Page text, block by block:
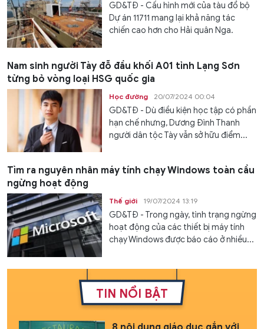
GD&TĐ - Cấu hình mới của tàu đổ bộ
Dự án 11711 mang lại khả năng tác
chiến cao hơn cho Hải quân Nga.
Nam sinh người Tày đỗ đầu khối A01 tỉnh Lạng Sơn
từng bỏ vòng loại HSG quốc gia
Học đường 20/07/2024 00:04
GD&TĐ - Dù điều kiện học tập có phần
hạn chế nhưng, Dương Đình Thanh
người dân tộc Tày vẫn sở hữu điểm...
Tìm ra nguyên nhân máy tính chạy Windows toàn cầu
ngừng hoạt động
Thế giới 19/07/2024 13:19
GD&TĐ - Trong ngày, tình trạng ngừng
hoạt động của các thiết bị máy tính
chạy Windows được báo cáo ở nhiều...
TIN NỔI BẬT